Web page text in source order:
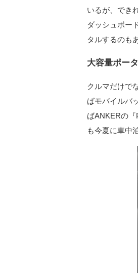
いるが、でき
ダッシュボー
タルするのも
大容量ポー
クルマだけで
ばモバイルバ
ばANKERの
も今夏に車中